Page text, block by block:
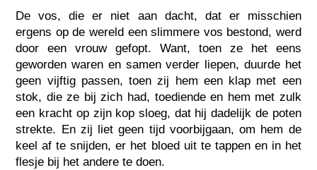
De vos, die er niet aan dacht, dat er misschien
ergens op de wereld een slimmere vos bestond, werd
door een vrouw gefopt. Want, toen ze het eens
geworden waren en samen verder liepen, duurde het
geen vijftig passen, toen zij hem een klap met een
stok, die ze bij zich had, toediende en hem met zulk
een kracht op zijn kop sloeg, dat hij dadelijk de poten
strekte. En zij liet geen tijd voorbijgaan, om hem de
keel af te snijden, er het bloed uit te tappen en in het
flesje bij het andere te doen.